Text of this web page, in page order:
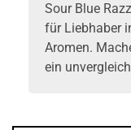
Sour Blue
für Liebhaber
Aromen.
ein